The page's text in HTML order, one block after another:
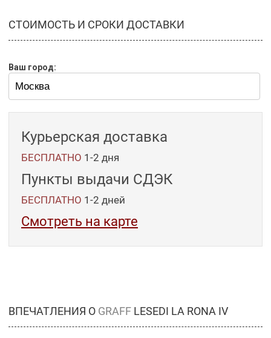
СТОИМОСТЬ И СРОКИ ДОСТАВКИ
Ваш город:
Курьерская доставка
БЕСПЛАТНО 1-2 дня
Пункты выдачи СДЭК
БЕСПЛАТНО 1-2 дней
Смотреть на карте
ВПЕЧАТЛЕНИЯ О GRAFF LESEDI LA RONA IV